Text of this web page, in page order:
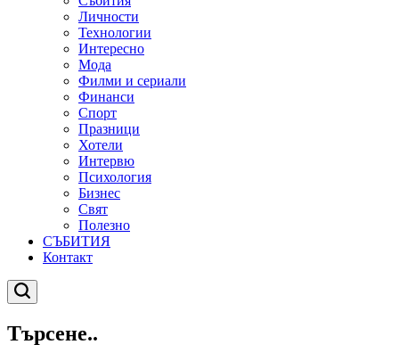
Личности
Технологии
Интересно
Мода
Филми и сериали
Финанси
Спорт
Празници
Хотели
Интервю
Психология
Бизнес
Свят
Полезно
СЪБИТИЯ
Контакт
Търсене
Търсене..